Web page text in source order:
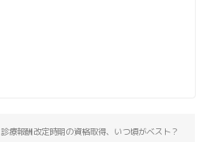
診療報酬改定時期の資格取得、いつ頃がベスト？